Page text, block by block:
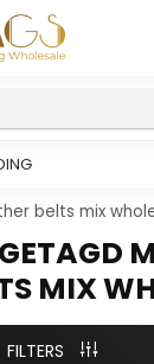
belts mix
MIX
FILTERS